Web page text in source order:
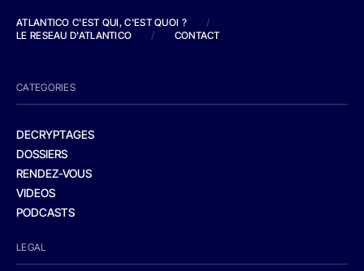
ATLANTICO C'EST QUI, C'EST QUOI ?
/
LE RESEAU D'ATLANTICO
/ CONTACT
CATEGORIES
DECRYPTAGES
DOSSIERS
RENDEZ-VOUS
VIDEOS
PODCASTS
LEGAL